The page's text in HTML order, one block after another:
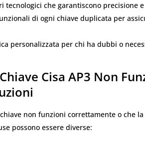
tecnologici che garantiscono precisione
di ogni chiave duplicata per
personalizzata per chi ha dubbi o
Cisa AP3 Non
non funzioni correttamente o che
possono essere diverse: